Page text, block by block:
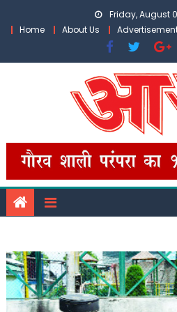
Friday, August
Home
About Us